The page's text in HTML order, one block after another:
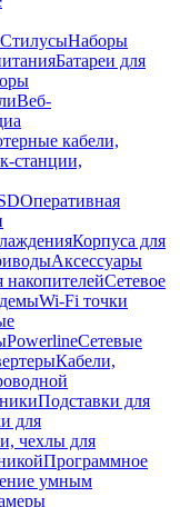
СтилусыНаборы
Батареи для
Веб-
кабели,
станции,
Оперативная
Корпуса для
Аксессуары
Сетевое
Wi-Fi точки
PowerlineСетевые
Кабели,
Подставки для
для
чехлы для
Программное
умным